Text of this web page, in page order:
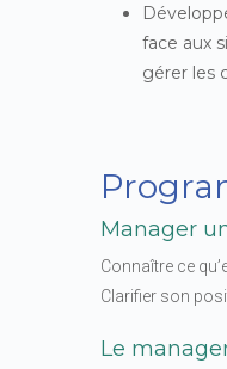
face aux
gérer les
Manager
Connaître ce
Clarifier son
Le